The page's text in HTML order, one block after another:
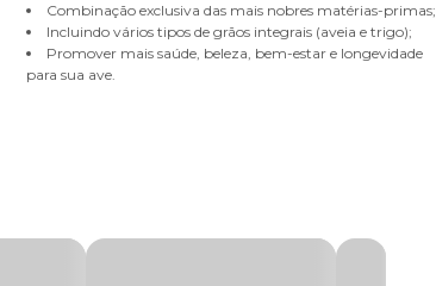
Combinação exclusiva das mais nobres matérias-primas;
Incluindo vários tipos de grãos integrais (aveia e trigo);
Promover mais saúde, beleza, bem-estar e longevidade
para sua ave.